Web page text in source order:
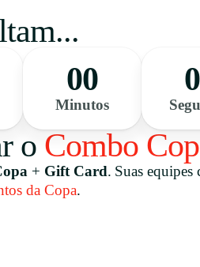
00
Minutos
o Combo
+ Gift Card. Suas
da Copa.